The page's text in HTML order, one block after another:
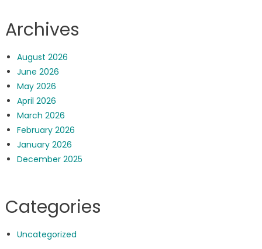
Archives
August 2026
June 2026
May 2026
April 2026
March 2026
February 2026
January 2026
December 2025
Categories
Uncategorized